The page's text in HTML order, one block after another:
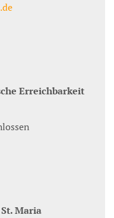
Erreichbarkeit
Maria